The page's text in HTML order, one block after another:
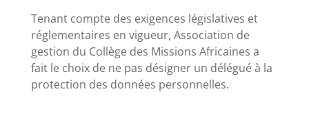
Tenant compte des exigences législatives et
réglementaires en vigueur, Association de
gestion du Collège des Missions Africaines a
fait le choix de ne pas désigner un délégué à la
protection des données personnelles.